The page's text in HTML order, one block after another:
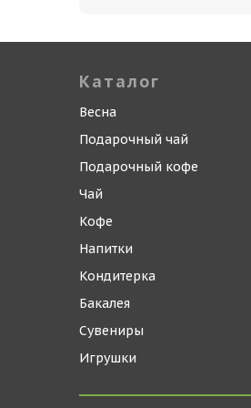
Каталог
Весна
Подарочный чай
Подарочный кофе
Чай
Кофе
Напитки
Кондитерка
Бакалея
Сувениры
Игрушки